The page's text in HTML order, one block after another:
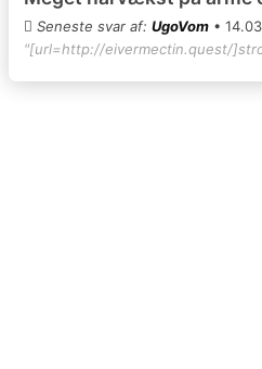
Seneste svar af: UgoVom •
"[url=http://eivermectin.quest/